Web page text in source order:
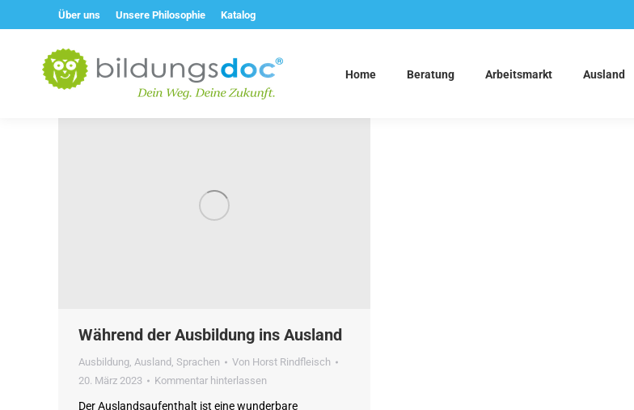
Über uns Unsere Philosophie Katalog
Home Beratung Arbeitsmarkt Ausland
Während der Ausbildung ins Ausland
Ausbildung, Ausland , Sprachen Von Horst Rindfleisch
20. März 2023
Kommentar hinterlassen
Der Auslandsaufenthalt ist eine wunderbare